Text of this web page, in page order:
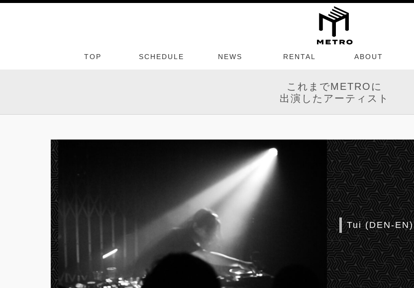
TOP SCHEDULE NEWS RENTAL ABOUT
これまでMETROに
出演したアーティスト
Tui (DEN-EN)